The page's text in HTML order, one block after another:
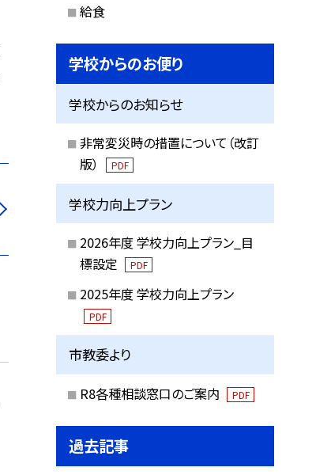
給食
学校からのお便り
学校からのお知らせ
非常変災時の措置について（改訂
版）
PDF
学校力向上プラン
2026年度 学校力向上プラン_目
標設定
PDF
2025年度 学校力向上プラン
PDF
市教委より
R8各種相談窓口のご案内 PDF
過去記事